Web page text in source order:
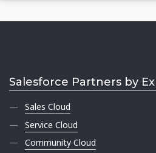
Salesforce Partners by
Sales Cloud
Service Cloud
Community Cloud